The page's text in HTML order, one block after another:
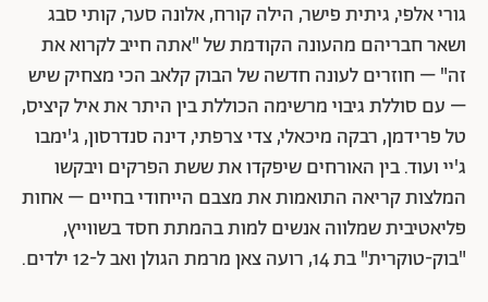
גורי אלפי, גיתית פישר, הילה קורח, אלונה סער, קותי סבג
ושאר חבריהם מהעונה הקודמת של "אתה חייב לקרוא את
זה" – חוזרים לעונה חדשה של הבוק קלאב הכי מצחיק שיש
– עם סוללת גיבוי מרשימה הכוללת בין היתר את איל קיציס,
טל פרידמן, רבקה מיכאלי, צדי צרפתי, דינה סנדרסון, ג'ימבו
ג'יי ועוד. בין האורחים שיפקדו את ששת הפרקים ויבקשו
המלצות קריאה התואמות את מצבם הייחודי בחיים – אחות
פליאטיבית שמלווה אנשים למות בהמתת חסד בשווייץ,
"בוק-טוקרית" בת 14, רועה צאן מרמת הגולן ואב ל-12 ילדים.